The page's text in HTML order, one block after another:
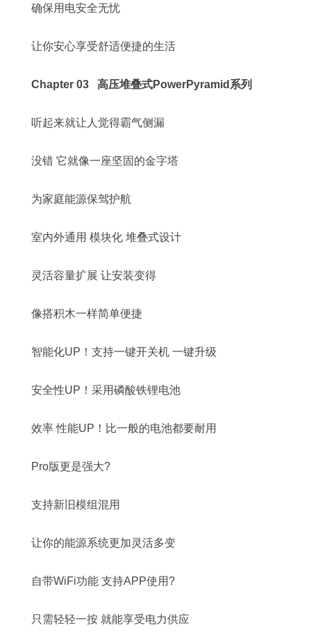
确保用电安全无忧
让你安心享受舒适便捷的生活
Chapter 03 高压堆叠式PowerPyramid系列
听起来就让人觉得霸气侧漏
没错 它就像一座坚固的金字塔
为家庭能源保驾护航
室内外通用 模块化 堆叠式设计
灵活容量扩展 让安装变得
像搭积木一样简单便捷
智能化UP！支持一键开关机 一键升级
安全性UP！采用磷酸铁锂电池
效率 性能UP！比一般的电池都要耐用
Pro版更是强大?
支持新旧模组混用
让你的能源系统更加灵活多变
自带WiFi功能 支持APP使用?
只需轻轻一按 就能享受电力供应